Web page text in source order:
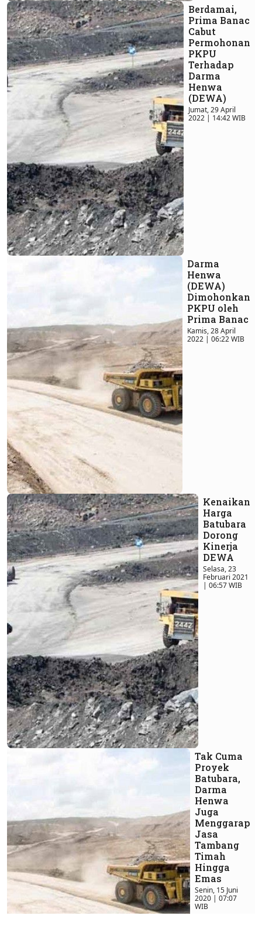
Berdamai,
Prima Banac
Cabut
Permohonan
PKPU
Terhadap
Darma
Henwa
(DEWA)
Jumat, 29 April
2022 | 14:42 WIB
Darma
Henwa
(DEWA)
Dimohonkan
PKPU oleh
Prima Banac
Kamis, 28 April
2022 | 06:22 WIB
Kenaikan
Harga
Batubara
Dorong
Kinerja
DEWA
Selasa, 23
Februari 2021
| 06:57 WIB
Tak Cuma
Proyek
Batubara,
Darma
Henwa
Juga
Menggarap
Jasa
Tambang
Timah
Hingga
Emas
Senin, 15 Juni
2020 | 07:07
WIB